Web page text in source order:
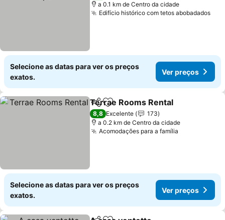
a 0.1 km de Centro da cidade
Edifício histórico com tetos abobadados
Selecione as datas para ver os preços
exatos.
Ver preços
PartilharAdicionar aos favoritos
Terrae Rooms Rental
8,8 Excelente
173
a 0.2 km de Centro da cidade
Acomodações para a família
Selecione as datas para ver os preços
exatos.
Ver preços